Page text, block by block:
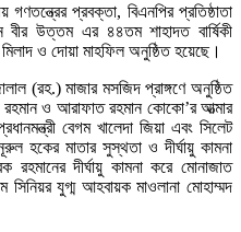
গণতন্ত্রের প্রবক্তা, বিএনপির প্রতিষ্ঠাতা
বীর উত্তম এর ৪৪তম শাহাদত বার্ষিকী
ও দোয়া মাহফিল অনুষ্ঠিত হয়েছে।
(রহ.) মাজার মসজিদ প্রাঙ্গণে অনুষ্ঠিত
রহমান ও আরাফাত রহমান কোকো’র আত্মার
বেগম খালেদা জিয়া এবং সিলেট
হকের মাতার সুস্থতা ও দীর্ঘায়ু কামনা
রহমানের দীর্ঘায়ু কামনা করে মোনাজাত
সিনিয়র যুগ্ম আহবায়ক মাওলানা মোহাম্মদ